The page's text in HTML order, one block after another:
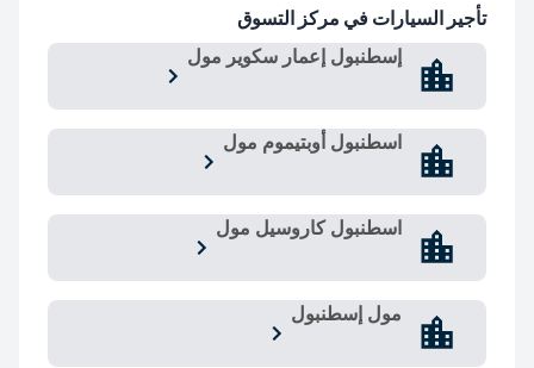
تأجير السيارات في مركز التسوق
إسطنبول إعمار سكوير مول
اسطنبول أوبتيموم مول
اسطنبول كاروسيل مول
مول إسطنبول